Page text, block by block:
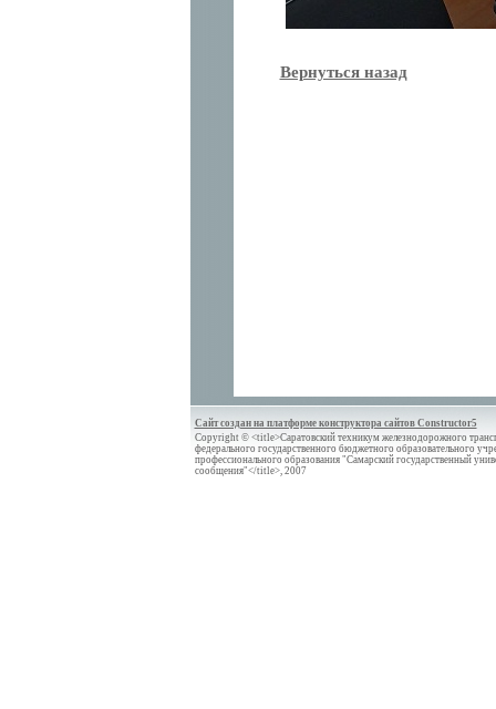
Вернуться назад
Copyright © <title>Саратовский техникум железнодорожного
федерального государственного бюджетного образовательного
профессионального образования "Самарский государственный
сообщения"</title>, 2007
Сайт создан на платформе конструктора сайтов Constructor5